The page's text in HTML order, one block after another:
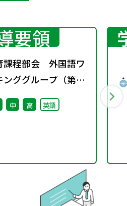
要領
課程部会 外国語ワ
ンググループ（第4
配付資料
中 高 英語